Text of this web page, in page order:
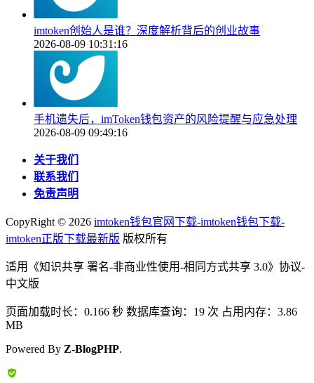
imtoken创始人是谁？深度解析背后的创业故事
2026-08-09 10:31:16
手机遗失后，imToken钱包资产的风险提醒与应急处理
2026-08-09 09:49:16
关于我们
联系我们
免责声明
CopyRight © 2026 imtoken钱包官网下载-imtoken钱包下载-
imtoken正版下载最新版 版权所有
适用《知识共享 署名-非商业性使用-相同方式共享 3.0》协议-
中文版
页面加载时长：0.166 秒 数据库查询：19 次 占用内存：3.86
MB
Powered By Z-BlogPHP.